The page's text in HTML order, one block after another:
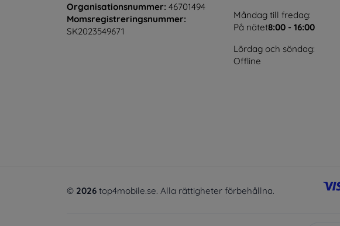
Organisationsnummer: 46701494
Momsregistreringsnummer:
SK2023549671
Måndag till fredag:
På nätet8:00 - 16:00
Lördag och söndag:
Offline
© 2026 top4mobile.se. Alla rättigheter förbehållna.